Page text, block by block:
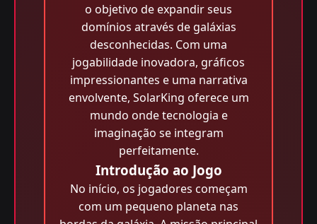
o objetivo de expandir seus
domínios através de galáxias
desconhecidas. Com uma
jogabilidade inovadora, gráficos
impressionantes e uma narrativa
envolvente, SolarKing oferece um
mundo onde tecnologia e
imaginação se integram
perfeitamente.
Introdução ao Jogo
No início, os jogadores começam
com um pequeno planeta nas